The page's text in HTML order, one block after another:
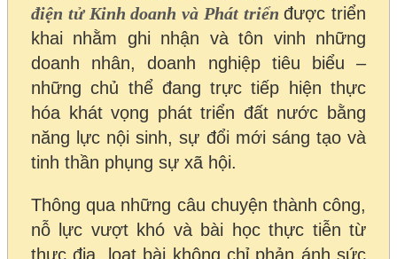
điện tử Kinh doanh và Phát triển được triển
khai nhằm ghi nhận và tôn vinh những
doanh nhân, doanh nghiệp tiêu biểu –
những chủ thể đang trực tiếp hiện thực
hóa khát vọng phát triển đất nước bằng
năng lực nội sinh, sự đổi mới sáng tạo và
tinh thần phụng sự xã hội.
Thông qua những câu chuyện thành công,
nỗ lực vượt khó và bài học thực tiễn từ
thực địa, loạt bài không chỉ phản ánh sức